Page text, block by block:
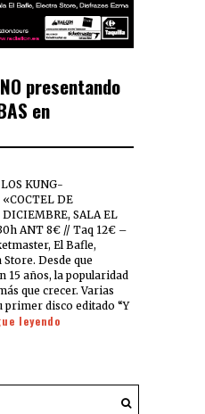
presentando
en
KUNG-
DE
SALA EL
ANT 8€ // Taq 12€ –
El Bafle,
Desde que
15 años, la popularidad
que crecer. Varias
primer disco editado “Y
leyendo